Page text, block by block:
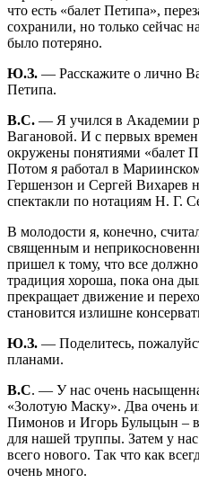
что есть «балет Петипа»,
сохранили, но только сейчас
было потеряно.
Ю.З. — Расскажите о лично
Петипа.
В.С. — Я учился в Академии
Вагановой. И с первых
окружены понятиями «балет
Потом я работал в
Гершензон и Сергей Вихарев
спектакли по нотациям Н. Г.
В молодости я, конечно,
священным и
пришел к тому, что все
традиция хороша, пока она
прекращает движение и
становится излишне
Ю.З. — Поделитесь,
планами.
В.С. — У нас очень
«Золотую Маску». Два очень
Пимонов и Игорь Булыцын – в
для нашей труппы. Затем у
всего нового. Так что как
очень много.